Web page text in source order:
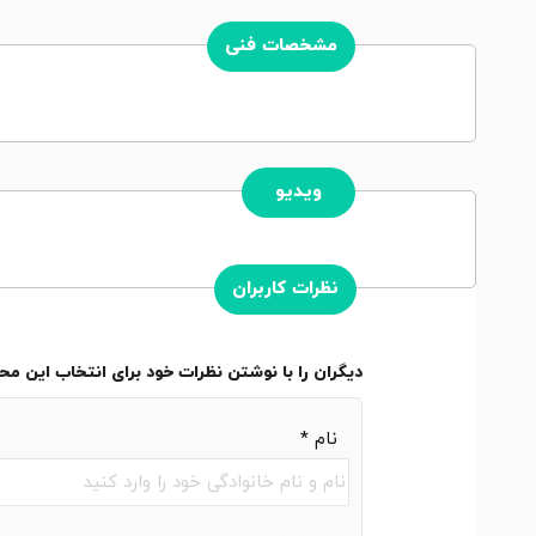
مشخصات فنی
ویدیو
نظرات کاربران
دیگران را با نوشتن نظرات خود برای انتخاب این
نام*